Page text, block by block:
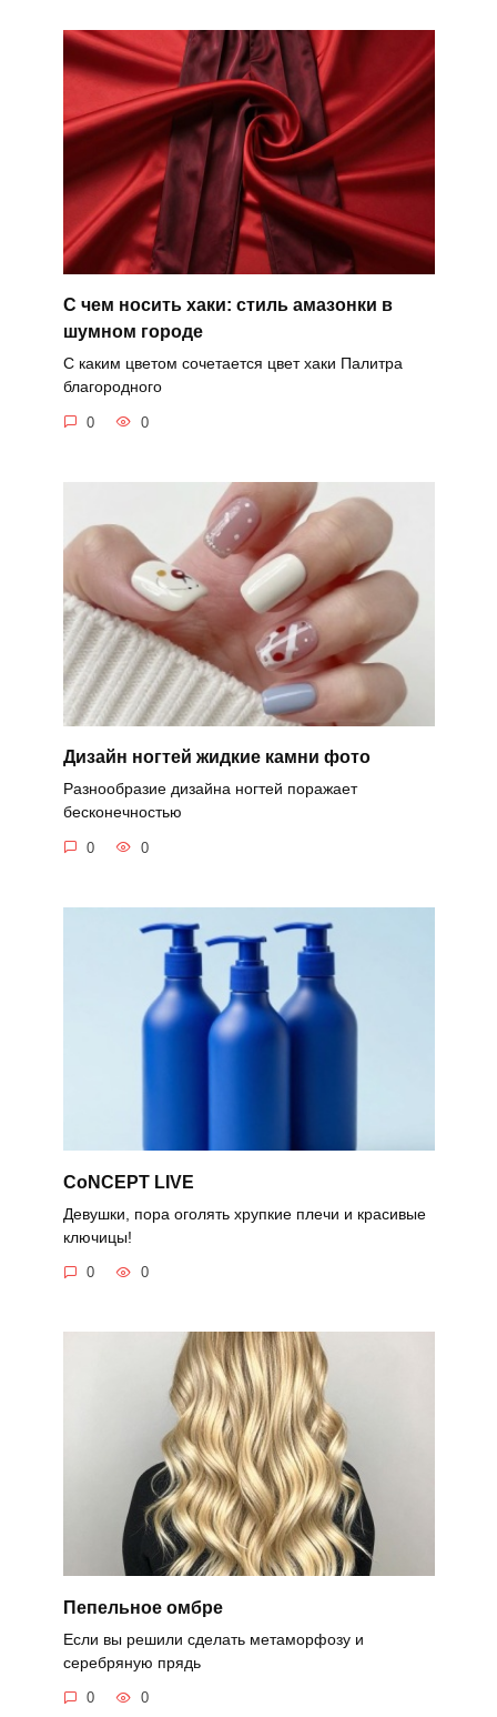
С чем носить хаки: стиль амазонки в
шумном городе
С каким цветом сочетается цвет хаки Палитра
благородного
0 0
Дизайн ногтей жидкие камни фото
Разнообразие дизайна ногтей поражает
бесконечностью
0 0
CoNCEPT LIVE
Девушки, пора оголять хрупкие плечи и красивые
ключицы!
0 0
Пепельное омбре
Если вы решили сделать метаморфозу и
серебряную прядь
0 0